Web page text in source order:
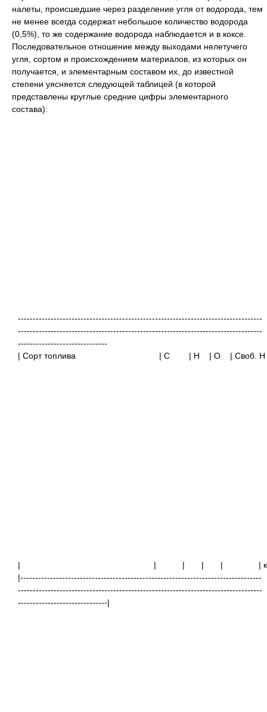
----------------------------------------------------------------------------------
----------------------------------------------------------------------------------
------------------------------
| Сорт топлива
| C | H | O | Своб. H
| | | | |
|
|---------------------------------------------------------------------------------
----------------------------------------------------------------------------------
------------------------------|